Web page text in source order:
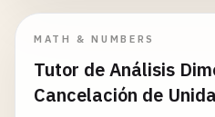
MATH & NUMBERS
Tutor de Análisis
Cancelación de